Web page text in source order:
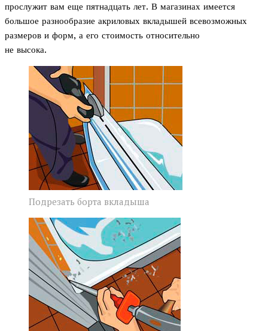
прослужит вам еще пятнадцать лет. В магазинах имеется
большое разнообразие акриловых вкладышей всевозможных
размеров и форм, а его стоимость относительно
не высока.
Подрезать борта вкладыша